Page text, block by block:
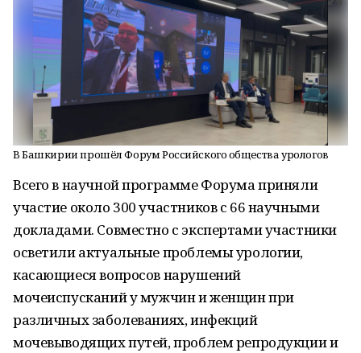
В Башкирии прошёл Форум Российского общества урологов
Всего в научной программе Форума приняли
участие около 300 участников с 66 научными
докладами. Совместно с экспертами участники
осветили актуальные проблемы урологии,
касающиеся вопросов нарушений
мочеиспусканий у мужчин и женщин при
различных заболеваниях, инфекций
мочевыводящих путей, проблем репродукции и